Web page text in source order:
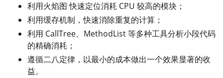
利用火焰图 快速定位消耗 CPU 较高的模块；
利用缓存机制，快速消除重复的计算；
利用 CallTree、MethodList 等多种工具分析小段代码
的精确消耗；
遵循二八定律，以最小的成本做出一个效果显著的收
益。